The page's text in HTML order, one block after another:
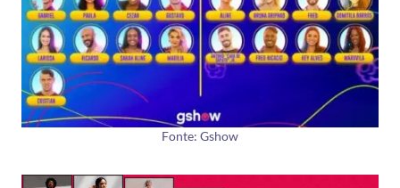
Fonte: Gshow